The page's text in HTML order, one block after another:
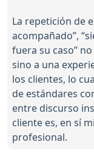
La repetición de
acompañado”,
fuera su caso”
sino a una
los clientes, lo
de estándares
entre discurso
cliente es, en sí
profesional.